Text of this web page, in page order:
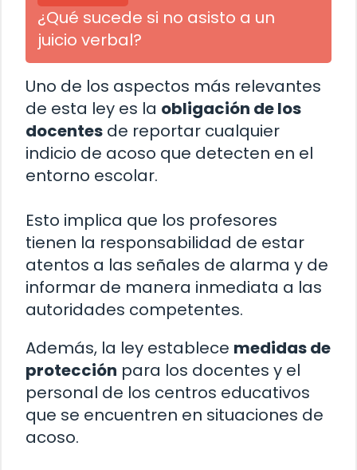
¿Qué sucede si no asisto a un
juicio verbal?
Uno de los aspectos más relevantes
de esta ley es la obligación de los
docentes de reportar cualquier
indicio de acoso que detecten en el
entorno escolar.
Esto implica que los profesores
tienen la responsabilidad de estar
atentos a las señales de alarma y de
informar de manera inmediata a las
autoridades competentes.
Además, la ley establece medidas de
protección para los docentes y el
personal de los centros educativos
que se encuentren en situaciones de
acoso.